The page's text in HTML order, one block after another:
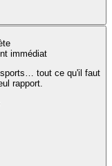
immédiat
tout ce qu'il faut
rapport.